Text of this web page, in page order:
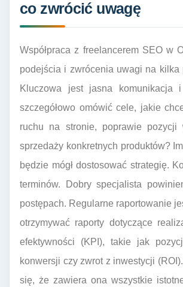
co zwrócić uwagę
Współpraca z freelancerem SEO w
podejścia i zwrócenia uwagi na kilka
Kluczowa jest jasna komunikacja
szczegółowo omówić cele, jakie
ruchu na stronie, poprawie
sprzedaży konkretnych produktów?
będzie mógł dostosować strategię.
terminów. Dobry specjalista
postępach. Regularne raportowanie
otrzymywać raporty dotyczące
efektywności (KPI), takie jak
konwersji czy zwrot z inwestycji
się, że zawiera ona wszystkie